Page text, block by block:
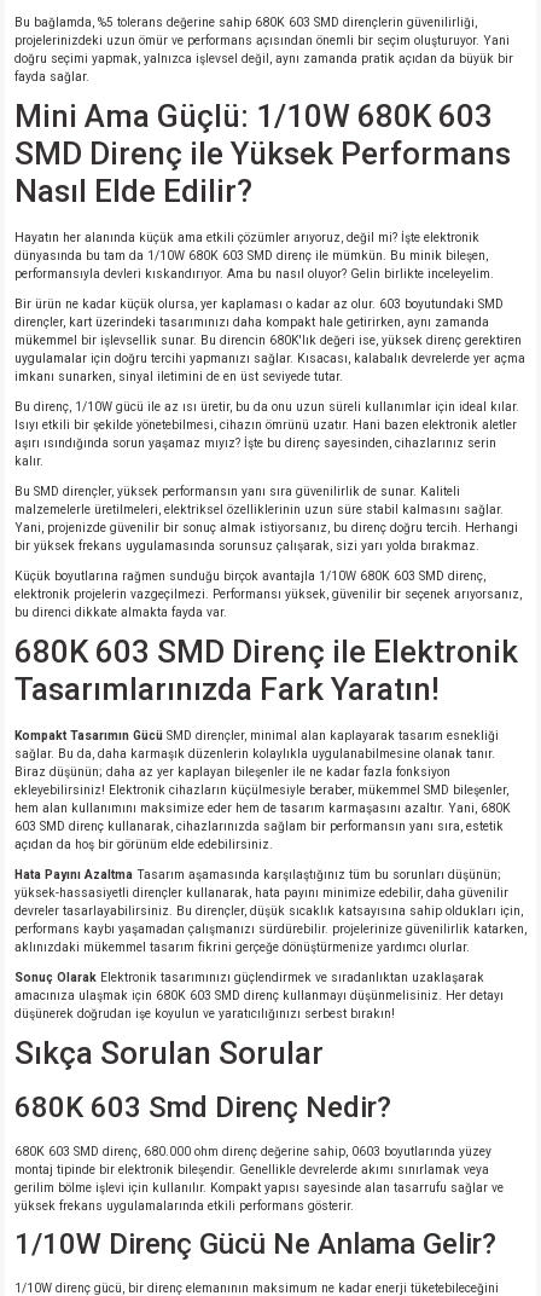
MARKA)
Bu bağlamda, %5 tolerans değerine sahip 680K 603 SMD dirençlerin güvenilirliği,
projelerinizdeki uzun ömür ve performans açısından önemli bir seçim oluşturuyor. Yani
doğru seçimi yapmak, yalnızca işlevsel değil, aynı zamanda pratik açıdan da büyük bir
fayda sağlar.
Mini Ama Güçlü: 1/10W 680K 603
SMD Direnç ile Yüksek Performans
Nasıl Elde Edilir?
Hayatın her alanında küçük ama etkili çözümler arıyoruz, değil mi? İşte elektronik
dünyasında bu tam da 1/10W 680K 603 SMD direnç ile mümkün. Bu minik bileşen,
performansıyla devleri kıskandırıyor. Ama bu nasıl oluyor? Gelin birlikte inceleyelim.
Bir ürün ne kadar küçük olursa, yer kaplaması o kadar az olur. 603 boyutundaki SMD
dirençler, kart üzerindeki tasarımınızı daha kompakt hale getirirken, aynı zamanda
mükemmel bir işlevsellik sunar. Bu direncin 680K'lık değeri ise, yüksek direnç gerektiren
uygulamalar için doğru tercihi yapmanızı sağlar. Kısacası, kalabalık devrelerde yer açma
imkanı sunarken, sinyal iletimini de en üst seviyede tutar.
Bu direnç, 1/10W gücü ile az ısı üretir, bu da onu uzun süreli kullanımlar için ideal kılar.
Isıyı etkili bir şekilde yönetebilmesi, cihazın ömrünü uzatır. Hani bazen elektronik aletler
aşırı ısındığında sorun yaşamaz mıyız? İşte bu direnç sayesinden, cihazlarınız serin
kalır.
Bu SMD dirençler, yüksek performansın yanı sıra güvenilirlik de sunar. Kaliteli
malzemelerle üretilmeleri, elektriksel özelliklerinin uzun süre stabil kalmasını sağlar.
Yani, projenizde güvenilir bir sonuç almak istiyorsanız, bu direnç doğru tercih. Herhangi
bir yüksek frekans uygulamasında sorunsuz çalışarak, sizi yarı yolda bırakmaz.
Küçük boyutlarına rağmen sunduğu birçok avantajla 1/10W 680K 603 SMD direnç,
elektronik projelerin vazgeçilmezi. Performansı yüksek, güvenilir bir seçenek arıyorsanız,
bu direnci dikkate almakta fayda var.
680K 603 SMD Direnç ile Elektronik
Tasarımlarınızda Fark Yaratın!
Kompakt Tasarımın Gücü SMD dirençler, minimal alan kaplayarak tasarım esnekliği
sağlar. Bu da, daha karmaşık düzenlerin kolaylıkla uygulanabilmesine olanak tanır.
Biraz düşünün; daha az yer kaplayan bileşenler ile ne kadar fazla fonksiyon
ekleyebilirsiniz! Elektronik cihazların küçülmesiyle beraber, mükemmel SMD bileşenler,
hem alan kullanımını maksimize eder hem de tasarım karmaşasını azaltır. Yani, 680K
603 SMD direnç kullanarak, cihazlarınızda sağlam bir performansın yanı sıra, estetik
açıdan da hoş bir görünüm elde edebilirsiniz.
Hata Payını Azaltma Tasarım aşamasında karşılaştığınız tüm bu sorunları düşünün;
yüksek-hassasiyetli dirençler kullanarak, hata payını minimize edebilir, daha güvenilir
devreler tasarlayabilirsiniz. Bu dirençler, düşük sıcaklık katsayısına sahip oldukları için,
performans kaybı yaşamadan çalışmanızı sürdürebilir. projelerinize güvenilirlik katarken,
aklınızdaki mükemmel tasarım fikrini gerçeğe dönüştürmenize yardımcı olurlar.
Sonuç Olarak Elektronik tasarımınızı güçlendirmek ve sıradanlıktan uzaklaşarak
amacınıza ulaşmak için 680K 603 SMD direnç kullanmayı düşünmelisiniz. Her detayı
düşünerek doğrudan işe koyulun ve yaratıcılığınızı serbest bırakın!
Sıkça Sorulan Sorular
680K 603 Smd Direnç Nedir?
680K 603 SMD direnç, 680.000 ohm direnç değerine sahip, 0603 boyutlarında yüzey
montaj tipinde bir elektronik bileşendir. Genellikle devrelerde akımı sınırlamak veya
gerilim bölme işlevi için kullanılır. Kompakt yapısı sayesinde alan tasarrufu sağlar ve
yüksek frekans uygulamalarında etkili performans gösterir.
1/10W Direnç Gücü Ne Anlama Gelir?
1/10W direnç gücü, bir direnç elemanının maksimum ne kadar enerji tüketebileceğini